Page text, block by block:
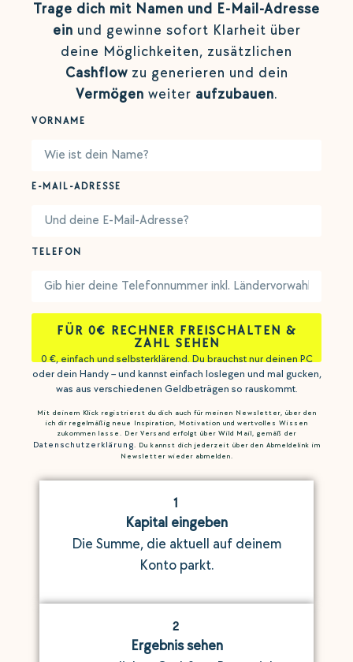
Trage dich mit Namen und E-Mail-Adresse
ein und gewinne sofort Klarheit über
deine Möglichkeiten, zusätzlichen
Cashflowzu generieren und dein
Vermögen weiter aufzubauen.
VORNAME
E-MAIL-ADRESSE
TELEFON
FÜR 0€ RECHNER FREISCHALTEN &
ZAHL SEHEN
0 €, einfach und selbsterklärend. Du brauchst nur deinen PC
oder dein Handy – und kannst einfach loslegen und mal gucken,
was aus verschiedenen Geldbeträgen so rauskommt.
Mit deinem Klick registrierst du dich auch für meinen Newsletter, über den
ich dir regelmäßig neue Inspiration, Motivation und wertvolles Wissen
zukommen lasse. Der Versand erfolgt über Wild Mail, gemäß der
Datenschutzerklärung. Du kannst dich jederzeit über den Abmeldelink im
Newsletter wieder abmelden.
1
Kapital eingeben
Die Summe, die aktuell auf deinem
Konto parkt.
2
Ergebnis sehen